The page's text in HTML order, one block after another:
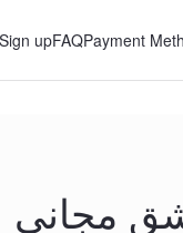
Sign upFAQPayment
مجاني